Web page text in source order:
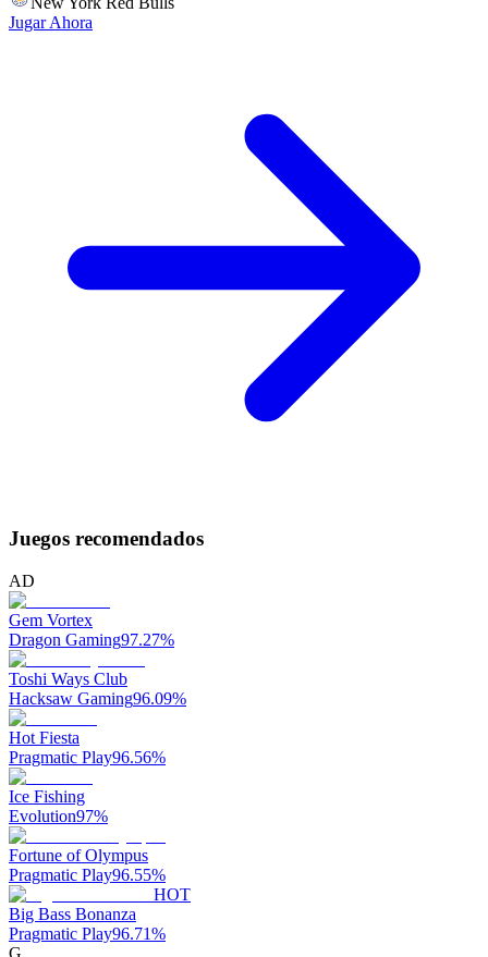
Jugar Ahora
Juegos recomendados
AD
Gem Vortex
Dragon Gaming97.27%
Toshi Ways Club
Hacksaw Gaming96.09%
Hot Fiesta
Pragmatic Play96.56%
Ice Fishing
Evolution97%
Fortune of Olympus
Pragmatic Play96.55%
HOT
Big Bass Bonanza
Pragmatic Play96.71%
G